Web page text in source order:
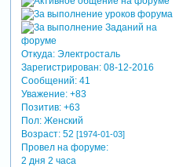
Откуда:Электросталь
Зарегистрирован: 08-12-2016
Сообщений:41
Уважение: +83
Позитив: +63
Пол:Женский
Возраст:52 [1974-01-03]
Провел на форуме:
2 дня 2 часа